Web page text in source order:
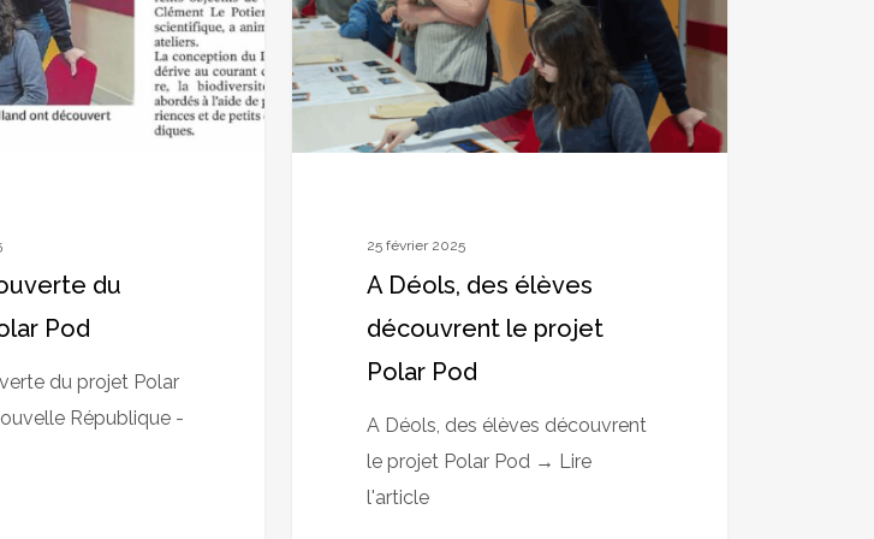
du
Pod
du projet Polar
République -
découvrent
le
projet
25 février 2025
A Déols, des élèves
découvrent le projet
Polar Pod
A Déols, des élèves découvrent
le projet Polar Pod → Lire
l'article